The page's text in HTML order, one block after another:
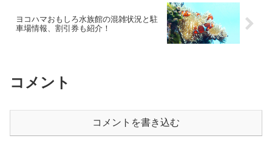
ヨコハマおもしろ水族館の混雑状況と駐
車場情報、割引券も紹介！
コメント
コメントを書き込む